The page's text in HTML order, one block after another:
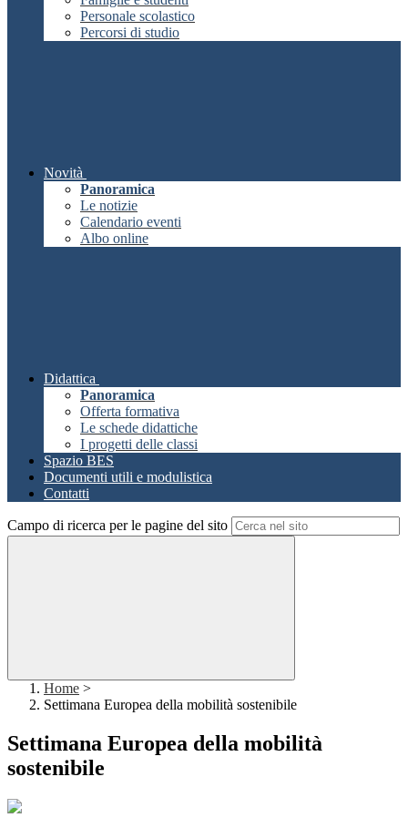
Personale scolastico
Percorsi di studio
Novità
Panoramica
Le notizie
Calendario eventi
Albo online
Didattica
Panoramica
Offerta formativa
Le schede didattiche
I progetti delle classi
Spazio BES
Documenti utili e modulistica
Contatti
Campo di ricerca per le pagine del sito
Home >
Settimana Europea della mobilità sostenibile
Settimana Europea della mobilità
sostenibile